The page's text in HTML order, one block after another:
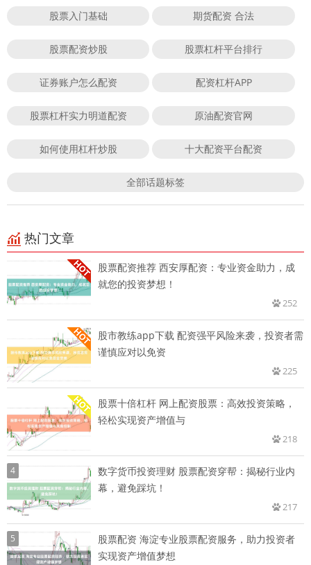
股票入门基础 期货配资 合法
股票配资炒股 股票杠杆平台排行
证券账户怎么配资 配资杠杆APP
股票杠杆实力明道配资 原油配资官网
如何使用杠杆炒股 十大配资平台配资
全部话题标签
热门文章
股票配资推荐 西安厚配资：专业资金助力，成
就您的投资梦想！
252
股市教练app下载 配资强平风险来袭，投资者需
谨慎应对以免资
225
股票十倍杠杆 网上配资股票：高效投资策略，
轻松实现资产增值与
218
4
数字货币投资理财 股票配资穿帮：揭秘行业内
幕，避免踩坑！
217
5
股票配资 海淀专业股票配资服务，助力投资者
实现资产增值梦想